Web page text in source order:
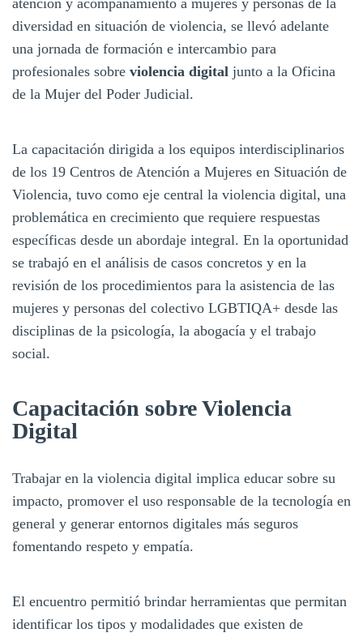
diversidad en situación de violencia, se llevó adelante
una jornada de formación e intercambio para
profesionales sobre violencia digital junto a la Oficina
de la Mujer del Poder Judicial.
La capacitación dirigida a los equipos interdisciplinarios
de los 19 Centros de Atención a Mujeres en Situación de
Violencia, tuvo como eje central la violencia digital, una
problemática en crecimiento que requiere respuestas
específicas desde un abordaje integral. En la oportunidad
se trabajó en el análisis de casos concretos y en la
revisión de los procedimientos para la asistencia de las
mujeres y personas del colectivo LGBTIQA+ desde las
disciplinas de la psicología, la abogacía y el trabajo
social.
Capacitación sobre Violencia
Digital
Trabajar en la violencia digital implica educar sobre su
impacto, promover el uso responsable de la tecnología en
general y generar entornos digitales más seguros
fomentando respeto y empatía.
El encuentro permitió brindar herramientas que permitan
identificar los tipos y modalidades que existen de